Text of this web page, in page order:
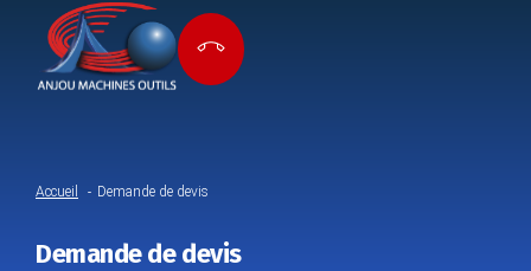
Accueil Demande de devis
Demande de devis